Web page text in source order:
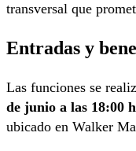
transversal que
Entradas y
Las funciones se
de junio a las 18:00
ubicado en Walker